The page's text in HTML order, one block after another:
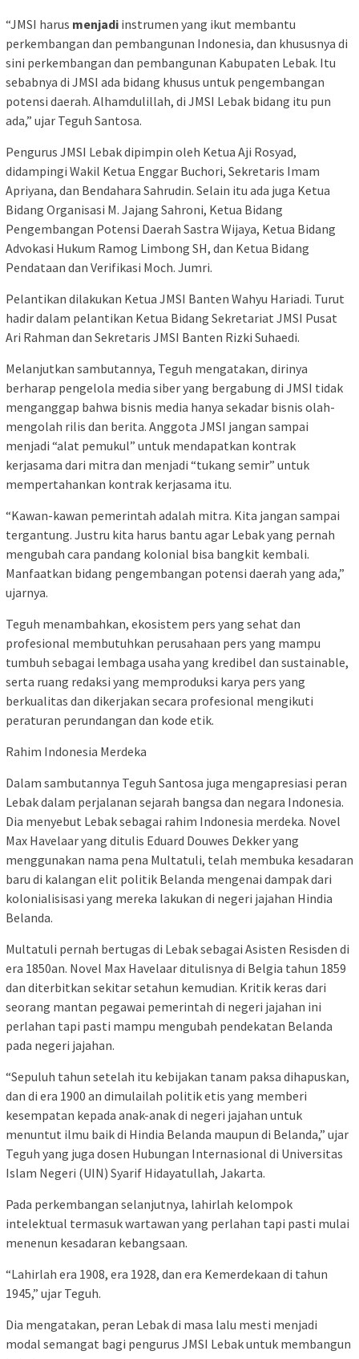
“JMSI harus menjadi instrumen yang ikut membantu
perkembangan dan pembangunan Indonesia, dan khususnya di
sini perkembangan dan pembangunan Kabupaten Lebak. Itu
sebabnya di JMSI ada bidang khusus untuk pengembangan
potensi daerah. Alhamdulillah, di JMSI Lebak bidang itu pun
ada,” ujar Teguh Santosa.
Pengurus JMSI Lebak dipimpin oleh Ketua Aji Rosyad,
didampingi Wakil Ketua Enggar Buchori, Sekretaris Imam
Apriyana, dan Bendahara Sahrudin. Selain itu ada juga Ketua
Bidang Organisasi M. Jajang Sahroni, Ketua Bidang
Pengembangan Potensi Daerah Sastra Wijaya, Ketua Bidang
Advokasi Hukum Ramog Limbong SH, dan Ketua Bidang
Pendataan dan Verifikasi Moch. Jumri.
Pelantikan dilakukan Ketua JMSI Banten Wahyu Hariadi. Turut
hadir dalam pelantikan Ketua Bidang Sekretariat JMSI Pusat
Ari Rahman dan Sekretaris JMSI Banten Rizki Suhaedi.
Melanjutkan sambutannya, Teguh mengatakan, dirinya
berharap pengelola media siber yang bergabung di JMSI tidak
menganggap bahwa bisnis media hanya sekadar bisnis olah-
mengolah rilis dan berita. Anggota JMSI jangan sampai
menjadi “alat pemukul” untuk mendapatkan kontrak
kerjasama dari mitra dan menjadi “tukang semir” untuk
mempertahankan kontrak kerjasama itu.
“Kawan-kawan pemerintah adalah mitra. Kita jangan sampai
tergantung. Justru kita harus bantu agar Lebak yang pernah
mengubah cara pandang kolonial bisa bangkit kembali.
Manfaatkan bidang pengembangan potensi daerah yang ada,”
ujarnya.
Teguh menambahkan, ekosistem pers yang sehat dan
profesional membutuhkan perusahaan pers yang mampu
tumbuh sebagai lembaga usaha yang kredibel dan sustainable,
serta ruang redaksi yang memproduksi karya pers yang
berkualitas dan dikerjakan secara profesional mengikuti
peraturan perundangan dan kode etik.
Rahim Indonesia Merdeka
Dalam sambutannya Teguh Santosa juga mengapresiasi peran
Lebak dalam perjalanan sejarah bangsa dan negara Indonesia.
Dia menyebut Lebak sebagai rahim Indonesia merdeka. Novel
Max Havelaar yang ditulis Eduard Douwes Dekker yang
menggunakan nama pena Multatuli, telah membuka kesadaran
baru di kalangan elit politik Belanda mengenai dampak dari
kolonialisisasi yang mereka lakukan di negeri jajahan Hindia
Belanda.
Multatuli pernah bertugas di Lebak sebagai Asisten Resisden di
era 1850an. Novel Max Havelaar ditulisnya di Belgia tahun 1859
dan diterbitkan sekitar setahun kemudian. Kritik keras dari
seorang mantan pegawai pemerintah di negeri jajahan ini
perlahan tapi pasti mampu mengubah pendekatan Belanda
pada negeri jajahan.
“Sepuluh tahun setelah itu kebijakan tanam paksa dihapuskan,
dan di era 1900 an dimulailah politik etis yang memberi
kesempatan kepada anak-anak di negeri jajahan untuk
menuntut ilmu baik di Hindia Belanda maupun di Belanda,” ujar
Teguh yang juga dosen Hubungan Internasional di Universitas
Islam Negeri (UIN) Syarif Hidayatullah, Jakarta.
Pada perkembangan selanjutnya, lahirlah kelompok
intelektual termasuk wartawan yang perlahan tapi pasti mulai
menenun kesadaran kebangsaan.
“Lahirlah era 1908, era 1928, dan era Kemerdekaan di tahun
1945,” ujar Teguh.
Dia mengatakan, peran Lebak di masa lalu mesti menjadi
modal semangat bagi pengurus JMSI Lebak untuk membangun